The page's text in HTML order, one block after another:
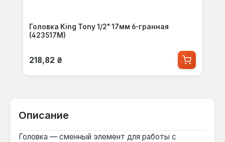
Головка King Tony 1/2" 17мм 6-гранная
(423517M)
Обычная цена:
218,82 ₴
Описание
Головка — сменный элемент для работы с